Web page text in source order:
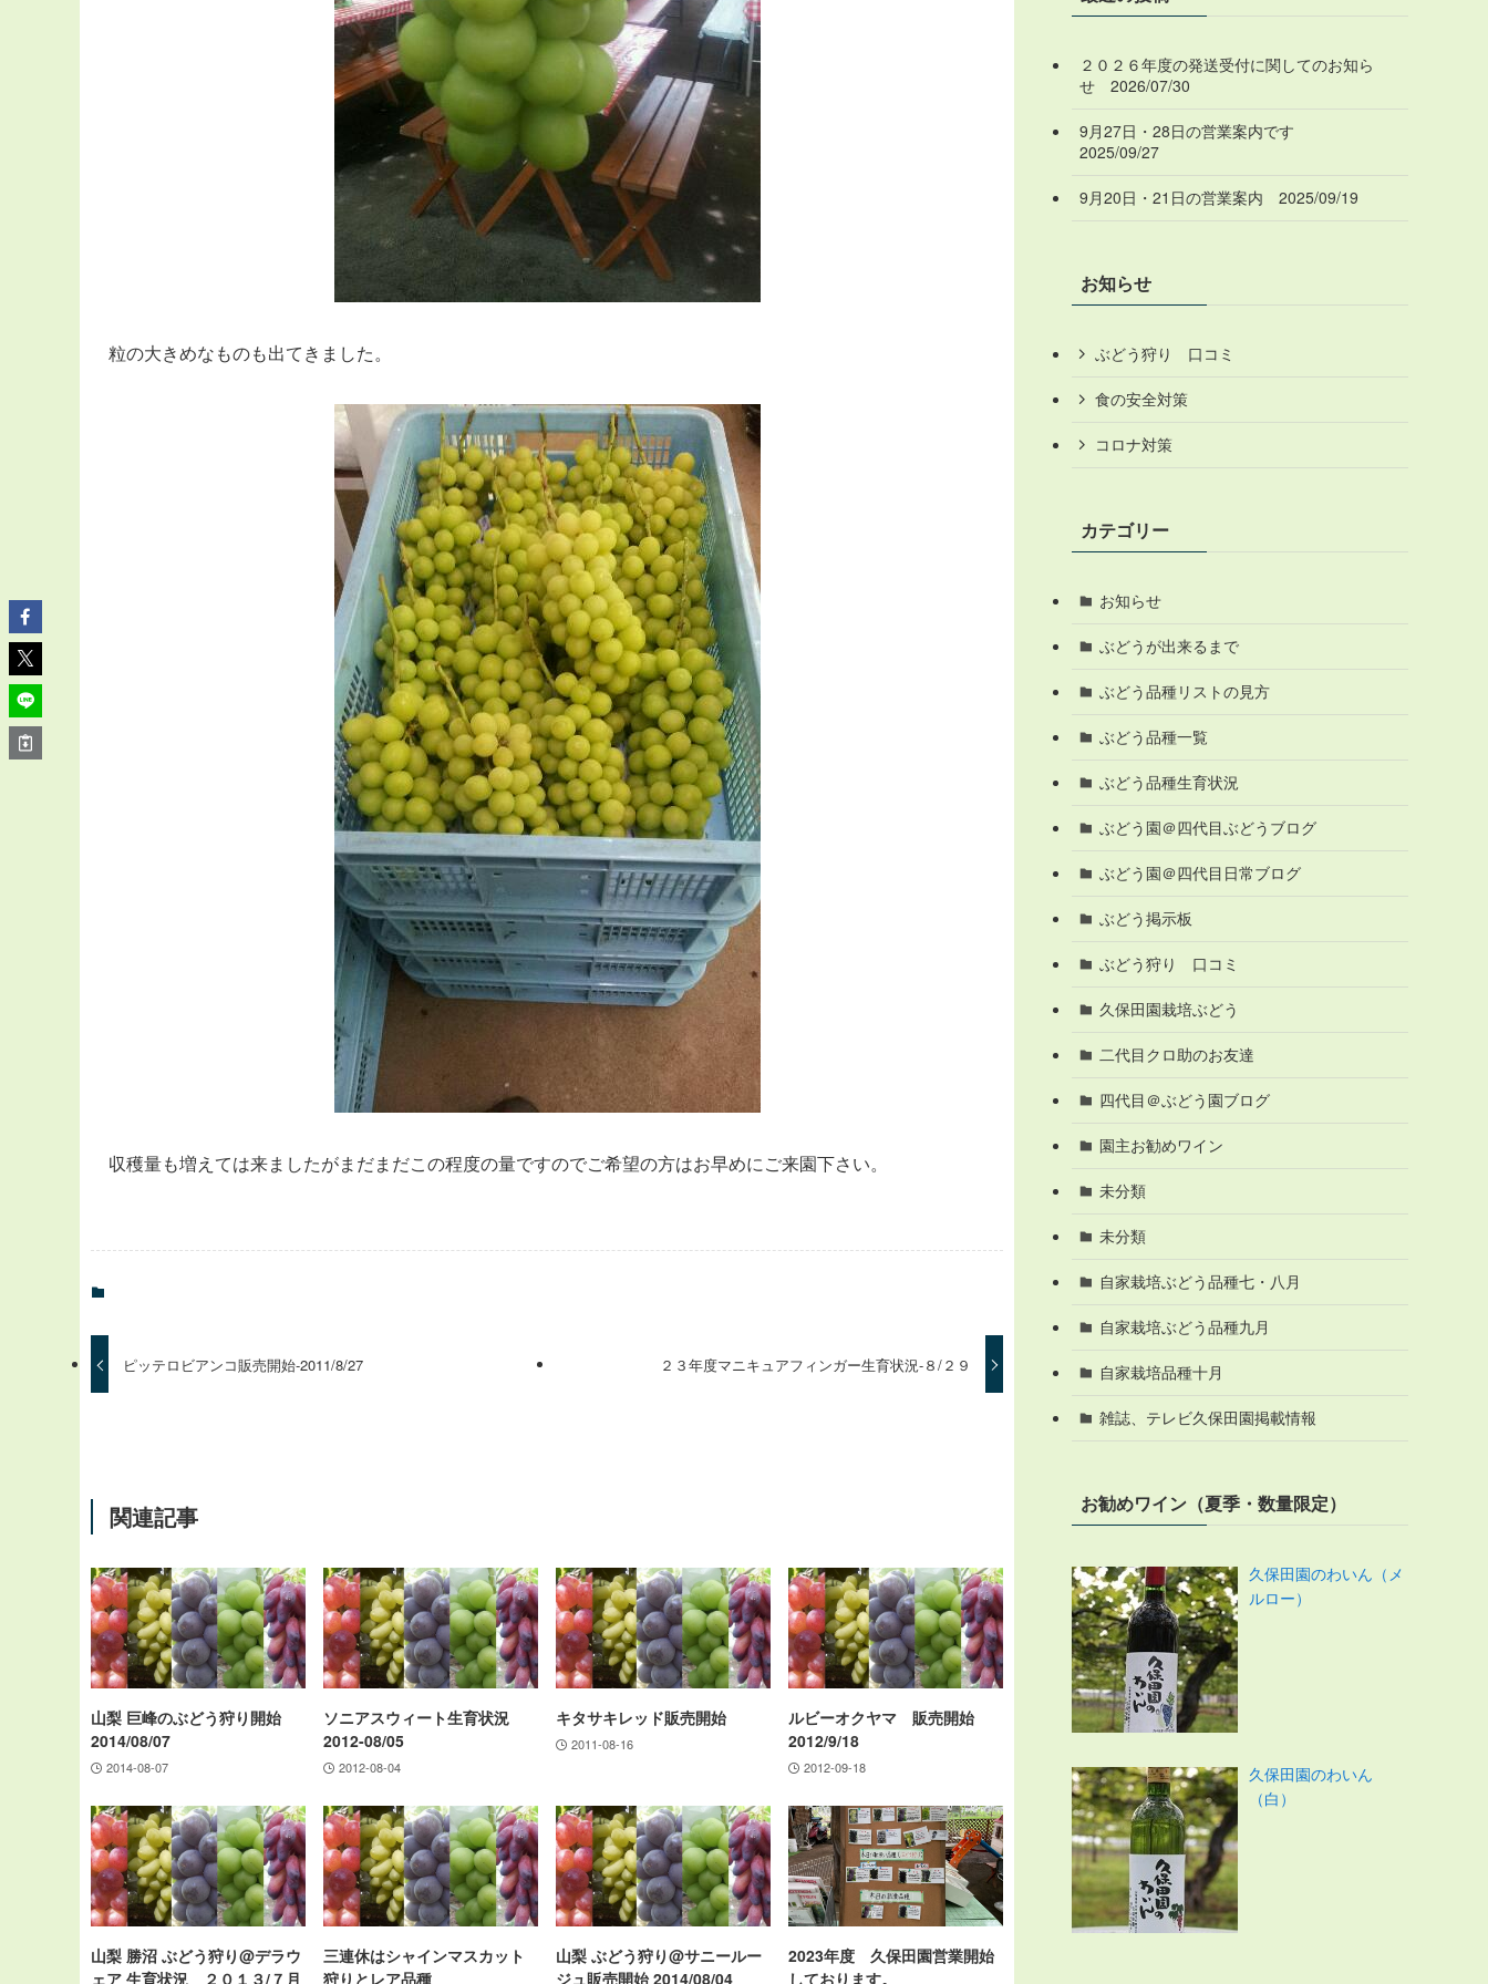
粒の大きめなものも出てきました。
収穫量も増えては来ましたがまだまだこの程度の量ですのでご希望の方はお早めにご来園下さい。
ピッテロビアンコ販売開始-2011/8/27 ２３年度マニキュアフィンガー生育状況-８/２９
関連記事
山梨 巨峰のぶどう狩り開始
2014/08/07
2014-08-07
ソニアスウィート生育状況
2012-08/05
2012-08-04
キタサキレッド販売開始
2011-08-16
ルビーオクヤマ 販売開始
2012/9/18
2012-09-18
山梨 勝沼 ぶどう狩り@デラウ
ェア 生育状況 ２０１３/７月
三連休はシャインマスカット
狩りとレア品種
山梨 ぶどう狩り@サニールー
ジュ販売開始 2014/08/04
2023年度 久保田園営業開始
しております。
２０２６年度の発送受付に関してのお知ら
せ 2026/07/30
9月27日・28日の営業案内です
2025/09/27
9月20日・21日の営業案内 2025/09/19
お知らせ
ぶどう狩り 口コミ
食の安全対策
コロナ対策
カテゴリー
お知らせ
ぶどうが出来るまで
ぶどう品種リストの見方
ぶどう品種一覧
ぶどう品種生育状況
ぶどう園＠四代目ぶどうブログ
ぶどう園＠四代目日常ブログ
ぶどう掲示板
ぶどう狩り 口コミ
久保田園栽培ぶどう
二代目クロ助のお友達
四代目＠ぶどう園ブログ
園主お勧めワイン
未分類
未分類
自家栽培ぶどう品種七・八月
自家栽培ぶどう品種九月
自家栽培品種十月
雑誌、テレビ久保田園掲載情報
お勧めワイン（夏季・数量限定）
久保田園のわいん（メ
ルロー）
久保田園のわいん
（白）